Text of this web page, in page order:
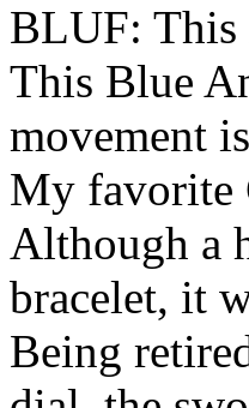
BLUF: This
This Blue
movement
My favorite
Although a
bracelet, it
Being